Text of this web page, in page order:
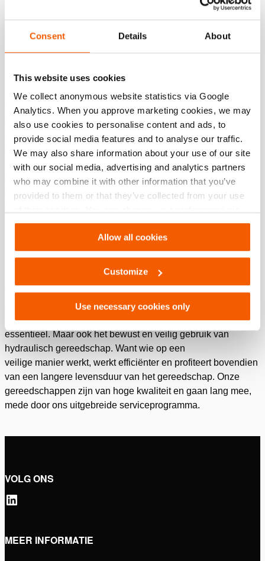
Consent Details About
This website uses cookies
We collect anonymous website statistics via Google
Analytics. When you approve marketing cookies, we may
also use cookies to personalise content and ads, to
provide social media features and to analyse our traffic.
We may also share information about your use of our site
with our social media, advertising and analytics partners
who may combine it with other information that you’ve
provided to them or that they’ve collected from your use
Settings. See ourcookiestatement.
Allow all cookies
Customize
Use necessary cookies only
overdruk. Omdat ze bestand moeten zijn tegen de meest
extreme omstandigheden worden onze producten grondig
getest voordat ze in de praktijk mogen worden gebruikt.
200% Zekerheid
Gereedschappen en systemen van Holmatro worden via een
geavanceerd productieproces vervaardigd. Ze bevatten zeer
slijtvaste componenten en superieure afdichtingen en
geleidingen. Dit draagt bij aan een extra lange levensduur.
Na productie of reparatie test een technische of
onderhoudsmedewerker alle onderdelen van onze
gereedschappen. Daarna worden ze nogmaals getest door
Uitgebreid Service Programma
Bij alle producten van Holmatro draait het om het beheersen
van enorme krachten. Bij iedere inzet en onder elke
omstandigheid moet u daarop kunnen vertrouwen.
Regelmatig onderhoud en periodieke keuring zijn daarbij
essentieel. Maar ook het bewust en veilig gebruik van
hydraulisch gereedschap. Want wie op een
veilige manier werkt, werkt efficiënter en profiteert bovendien
van een langere levensduur van het gereedschap. Onze
gereedschappen zijn van hoge kwaliteit en gaan lang mee,
mede door ons uitgebreide serviceprogramma.
VOLG ONS
MEER INFORMATIE